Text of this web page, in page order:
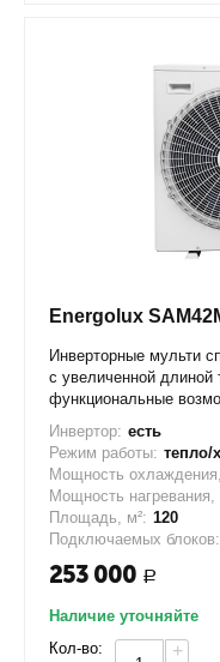
Energolux
Инверторные мульти
с увеличенной
функциональные
Инвертор: есть
Режим работы: тепло/
Мощность
Мощность нагревания,
Площадь, м²: 120
Подключаемых блоков:
253 000 Р
Наличие уточняйте
Кол-во:
+